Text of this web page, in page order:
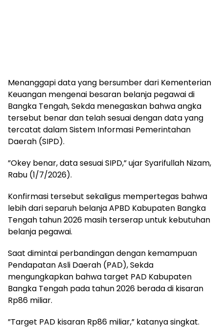
‎Menanggapi data yang bersumber dari Kementerian
Keuangan mengenai besaran belanja pegawai di
Bangka Tengah, Sekda menegaskan bahwa angka
tersebut benar dan telah sesuai dengan data yang
tercatat dalam Sistem Informasi Pemerintahan
Daerah (SIPD).
‎”Okey benar, data sesuai SIPD,” ujar Syarifullah Nizam,
Rabu (1/7/2026).
‎Konfirmasi tersebut sekaligus mempertegas bahwa
lebih dari separuh belanja APBD Kabupaten Bangka
Tengah tahun 2026 masih terserap untuk kebutuhan
belanja pegawai.
‎Saat dimintai perbandingan dengan kemampuan
Pendapatan Asli Daerah (PAD), Sekda
mengungkapkan bahwa target PAD Kabupaten
Bangka Tengah pada tahun 2026 berada di kisaran
Rp86 miliar.
‎”Target PAD kisaran Rp86 miliar,” katanya singkat.